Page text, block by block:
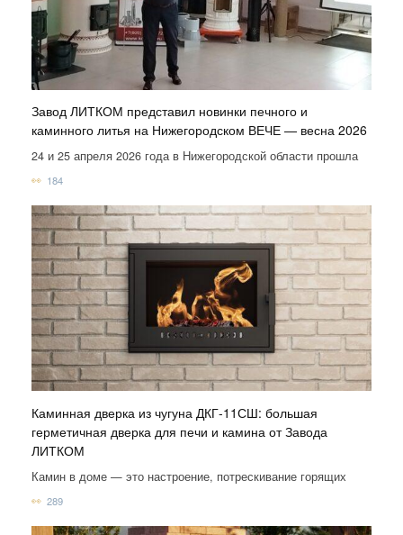
Завод ЛИТКОМ представил новинки печного и
каминного литья на Нижегородском ВЕЧЕ — весна 2026
24 и 25 апреля 2026 года в Нижегородской области прошла
184
Каминная дверка из чугуна ДКГ-11СШ: большая
герметичная дверка для печи и камина от Завода
ЛИТКОМ
Камин в доме — это настроение, потрескивание горящих
289